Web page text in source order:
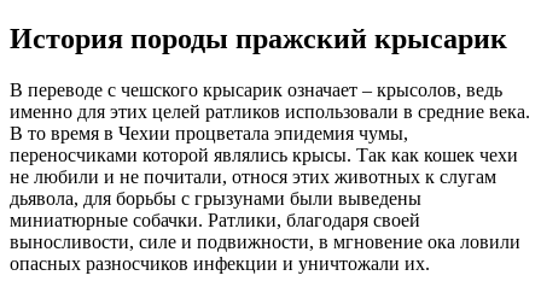
История породы пражский крысарик
В переводе с чешского крысарик означает – крысолов, ведь
именно для этих целей ратликов использовали в средние века.
В то время в Чехии процветала эпидемия чумы,
переносчиками которой являлись крысы. Так как кошек чехи
не любили и не почитали, относя этих животных к слугам
дьявола, для борьбы с грызунами были выведены
миниатюрные собачки. Ратлики, благодаря своей
выносливости, силе и подвижности, в мгновение ока ловили
опасных разносчиков инфекции и уничтожали их.